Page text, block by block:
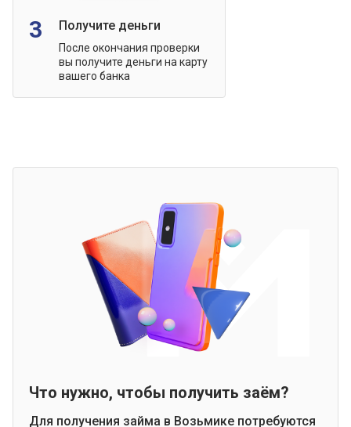
3 Получите деньги
После окончания проверки
вы получите деньги на карту
вашего банка
Что нужно, чтобы получить заём?
Для получения займа в Возьмике потребуются